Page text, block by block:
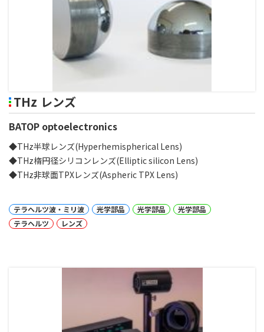
THz レンズ
BATOP optoelectronics
◆THz半球レンズ(Hyperhemispherical Lens)
◆THz楕円径シリコンレンズ(Elliptic silicon Lens)
◆THz非球面TPXレンズ(Aspheric TPX Lens)
テラヘルツ波・ミリ波 光学部品 光学部品
光学部品
テラヘルツ
レンズ